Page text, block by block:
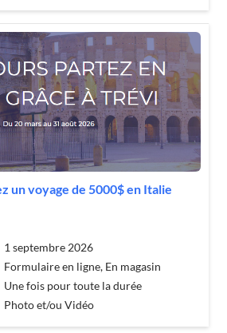
un voyage de 5000$ en Italie
1 septembre 2026
Formulaire en ligne, En magasin
Une fois pour toute la durée
Photo et/ou Vidéo